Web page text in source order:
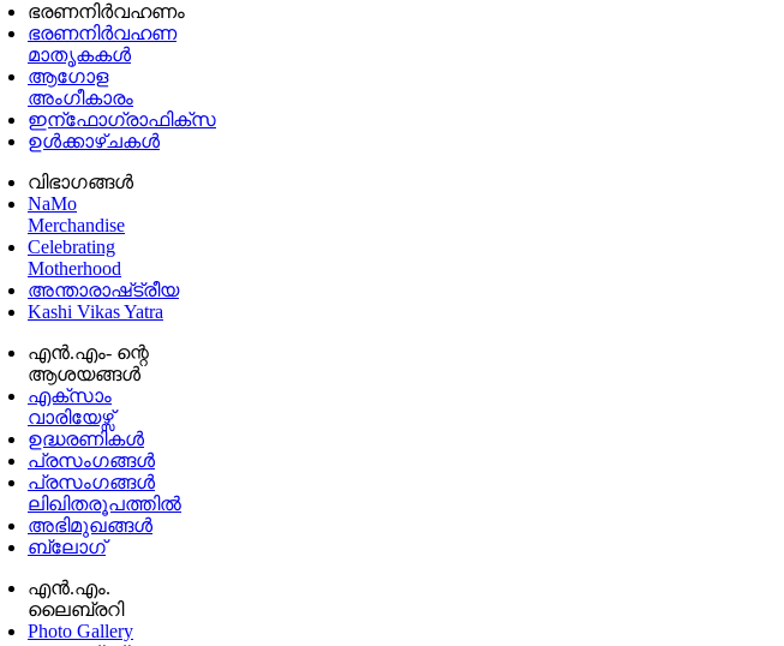
ഭരണനിര്‍വഹണം
ഭരണനിര്‍വഹണ
മാതൃകകൾ
ആഗോള
അംഗീകാരം
ഇന്ഫോഗ്രാഫിക്സ
ഉള്‍ക്കാഴ്‌ചകൾ
വിഭാഗങ്ങൾ
NaMo
Merchandise
Celebrating
Motherhood
അന്താരാഷ്‌ട്രീയ
Kashi Vikas Yatra
എൻ.എം- ന്റെ
ആശയങ്ങൾ
എക്സാം
വാരിയേഴ്സ്
ഉദ്ധരണികള്‍
പ്രസംഗങ്ങള്‍
പ്രസംഗങ്ങൾ
ലിഖിതരൂപത്തിൽ
അഭിമുഖങ്ങൾ
ബ്ലോഗ്
എൻ.എം.
ലൈബ്രറി
Photo Gallery